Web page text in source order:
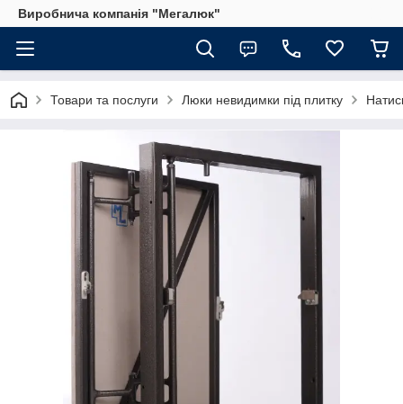
Виробнича компанія "Мегалюк"
Товари та послуги Люки невидимки під плитку